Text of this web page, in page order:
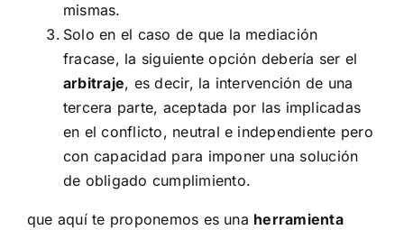
mismas.
Solo en el caso de que la mediación
fracase, la siguiente opción debería ser el
arbitraje, es decir, la intervención de una
tercera parte, aceptada por las implicadas
en el conflicto, neutral e independiente pero
con capacidad para imponer una solución
de obligado cumplimiento.
que aquí te proponemos es una herramienta